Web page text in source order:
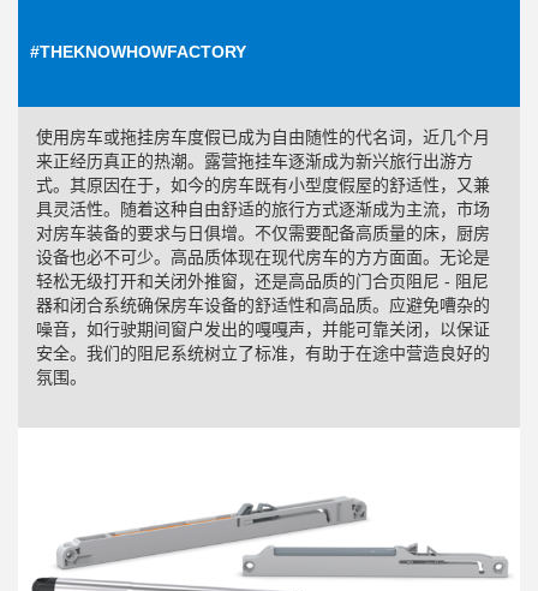
#THEKNOWHOWFACTORY
使用房车或拖挂房车度假已成为自由随性的代名词，近几个月
来正经历真正的热潮。露营拖挂车逐渐成为新兴旅行出游方
式。其原因在于，如今的房车既有小型度假屋的舒适性，又兼
具灵活性。随着这种自由舒适的旅行方式逐渐成为主流，市场
对房车装备的要求与日俱增。不仅需要配备高质量的床，厨房
设备也必不可少。高品质体现在现代房车的方方面面。无论是
轻松无级打开和关闭外推窗，还是高品质的门合页阻尼 - 阻尼
器和闭合系统确保房车设备的舒适性和高品质。应避免嘈杂的
噪音，如行驶期间窗户发出的嘎嘎声，并能可靠关闭，以保证
安全。我们的阻尼系统树立了标准，有助于在途中营造良好的
氛围。